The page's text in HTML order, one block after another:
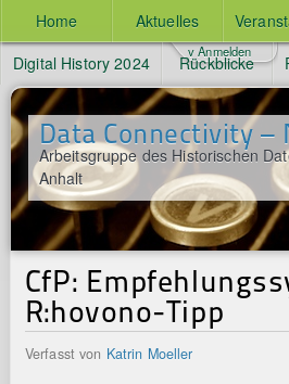
Home Aktuelles
Digital History 2024
Rückblicke
Data Connectivity –
Arbeitsgruppe des Historischen
Anhalt
v Anmelden
CfP:
R:hovono-Tipp
Verfasst von Katrin Moeller